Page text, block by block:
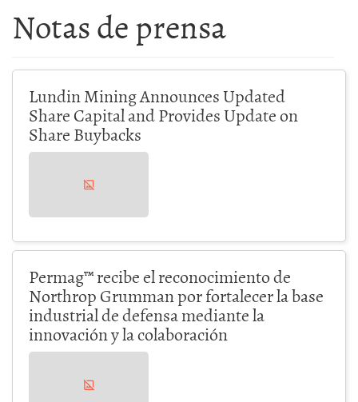
Notas de prensa
Lundin Mining Announces Updated
Share Capital and Provides Update on
Share Buybacks
Permag™ recibe el reconocimiento de
Northrop Grumman por fortalecer la base
industrial de defensa mediante la
innovación y la colaboración